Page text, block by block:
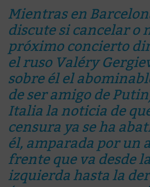
Mientras en
discute si cancelar o
próximo concierto
el ruso Valéry
sobre él el
de ser amigo de
Italia la noticia de
censura ya se ha
él, amparada por un
frente que va desde
izquierda hasta la